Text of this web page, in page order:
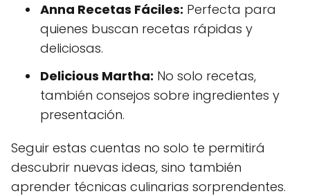
Anna Recetas Fáciles: Perfecta para
quienes buscan recetas rápidas y
deliciosas.
Delicious Martha: No solo recetas,
también consejos sobre ingredientes y
presentación.
Seguir estas cuentas no solo te permitirá
descubrir nuevas ideas, sino también
aprender técnicas culinarias sorprendentes.